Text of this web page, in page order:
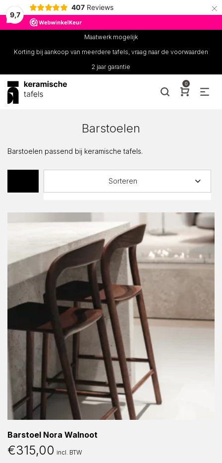
9,7
407 Reviews ×
Maatwerk mogelijk
Korting bij aankoop van meerdere tafels, vraag naar de voorwaarden
2 jaar garantie
0
Barstoelen
Barstoelen passend bij keramische tafels.
Sorteren
Barstoel Nora Walnoot
€315,00 incl. BTW